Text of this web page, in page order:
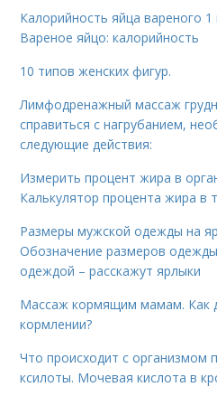
Калорийность яйца вареного
Вареное яйцо: калорийность
10 типов женских фигур.
Лимфодренажный массаж
справиться с нагрубанием,
следующие действия:
Измерить процент жира в
Калькулятор процента жира в
Размеры мужской одежды на
Обозначение размеров
одеждой – расскажут ярлыки
Массаж кормящим мамам. Как
кормлении?
Что происходит с организмом
ксилоты. Мочевая кислота в